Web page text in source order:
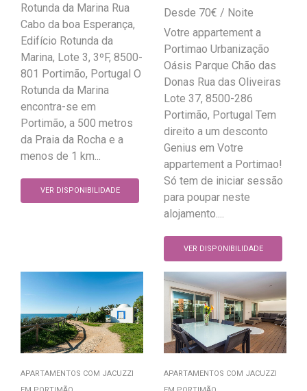
Rotunda da Marina Rua
Cabo da boa Esperança,
Edifício Rotunda da
Marina, Lote 3, 3ºF, 8500-
801 Portimão, Portugal O
Rotunda da Marina
encontra-se em
Portimão, a 500 metros
da Praia da Rocha e a
menos de 1 km...
VER DISPONIBILIDADE
70€
Votre appartement a
Portimao Urbanização
Oásis Parque Chão das
Donas Rua das Oliveiras
Lote 37, 8500-286
Portimão, Portugal Tem
direito a um desconto
Genius em Votre
appartement a Portimao!
Só tem de iniciar sessão
para poupar neste
alojamento....
VER DISPONIBILIDADE
APARTAMENTOS COM JACUZZI
APARTAMENTOS COM JACUZZI